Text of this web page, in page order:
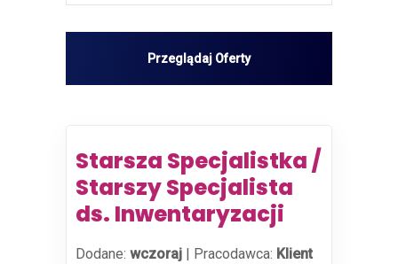
Starsza Specjalistka /
Starszy Specjalista
ds. Inwentaryzacji
Dodane: wczoraj | Pracodawca: Klient